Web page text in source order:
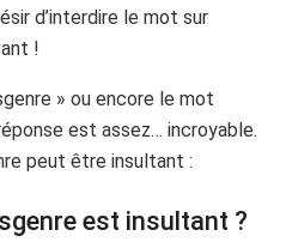
d’interdire le mot sur
!
» ou encore le mot
est assez… incroyable.
peut être insultant :
est insultant ?